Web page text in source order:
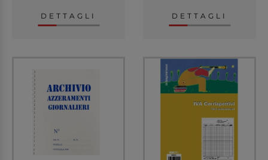
DETTAGLI DETTAGLI